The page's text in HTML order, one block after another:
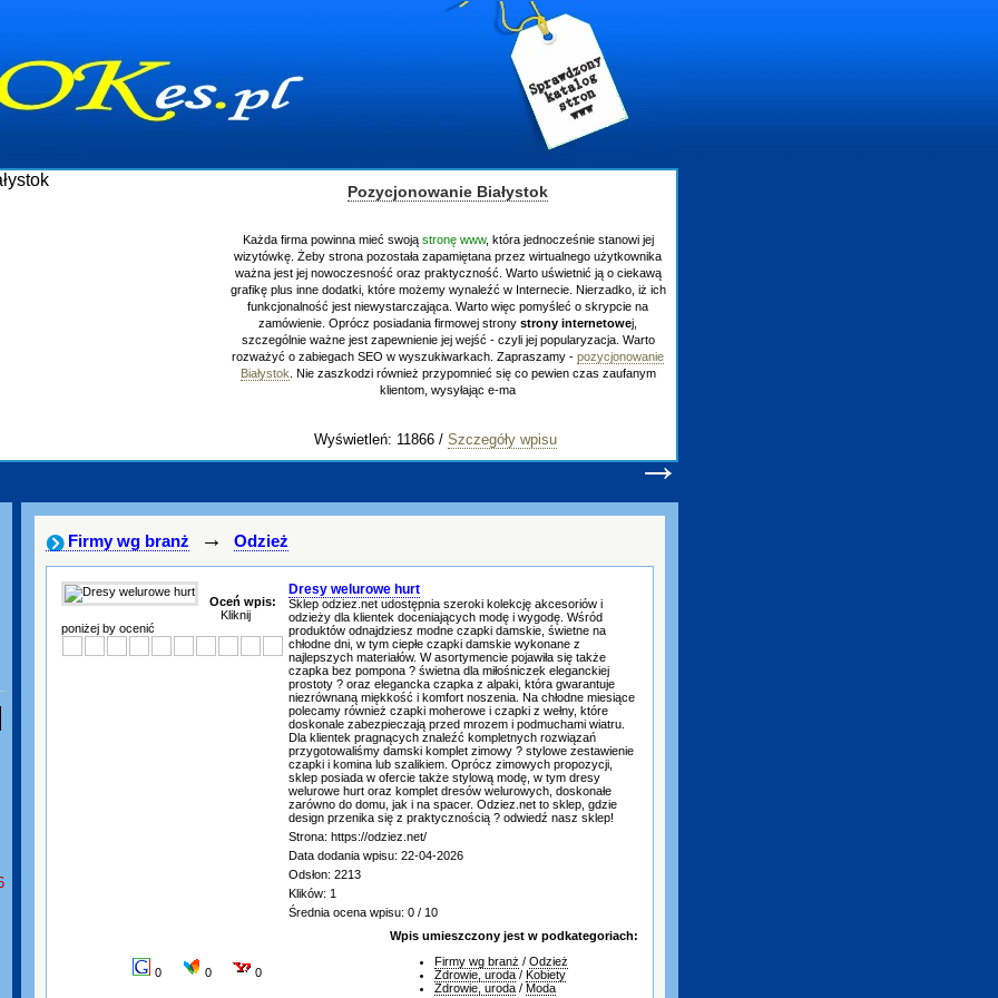
Pozycjonowanie Białystok
Każda firma powinna mieć swoją stronę www, która jednocześnie stanowi jej
wizytówkę. Żeby strona pozostała zapamiętana przez wirtualnego użytkownika
ważna jest jej nowoczesność oraz praktyczność. Warto uświetnić ją o ciekawą
grafikę plus inne dodatki, które możemy wynaleźć w Internecie. Nierzadko, iż ich
funkcjonalność jest niewystarczająca. Warto więc pomyśleć o skrypcie na
zamówienie. Oprócz posiadania firmowej strony strony internetowej,
szczególnie ważne jest zapewnienie jej wejść - czyli jej popularyzacja. Warto
rozważyć o zabiegach SEO w wyszukiwarkach. Zapraszamy - pozycjonowanie
Białystok . Nie zaszkodzi również przypomnieć się co pewien czas zaufanym
klientom, wysyłając e-ma
Wyświetleń: 11866 / Szczegóły wpisu
→
Firmy wg branż → Odzież
Oceń wpis:
Kliknij
poniżej by ocenić
Dresy welurowe hurt
Sklep odziez.net udostępnia szeroki kolekcję akcesoriów i
odzieży dla klientek doceniających modę i wygodę. Wśród
produktów odnajdziesz modne czapki damskie, świetne na
chłodne dni, w tym ciepłe czapki damskie wykonane z
najlepszych materiałów. W asortymencie pojawiła się także
czapka bez pompona ? świetna dla miłośniczek eleganckiej
prostoty ? oraz elegancka czapka z alpaki, która gwarantuje
niezrównaną miękkość i komfort noszenia. Na chłodne miesiące
polecamy również czapki moherowe i czapki z wełny, które
doskonale zabezpieczają przed mrozem i podmuchami wiatru.
Dla klientek pragnących znaleźć kompletnych rozwiązań
przygotowaliśmy damski komplet zimowy ? stylowe zestawienie
czapki i komina lub szalikiem. Oprócz zimowych propozycji,
sklep posiada w ofercie także stylową modę, w tym dresy
welurowe hurt oraz komplet dresów welurowych, doskonałe
zarówno do domu, jak i na spacer. Odziez.net to sklep, gdzie
design przenika się z praktycznością ? odwiedź nasz sklep!
Strona: https://odziez.net/
Data dodania wpisu: 22-04-2026
Odsłon: 2213
Klików: 1
Średnia ocena wpisu: 0 / 10
0 0 0
Wpis umieszczony jest w podkategoriach:
Firmy wg branż / Odzież
Zdrowie, uroda / Kobiety
Zdrowie, uroda / Moda